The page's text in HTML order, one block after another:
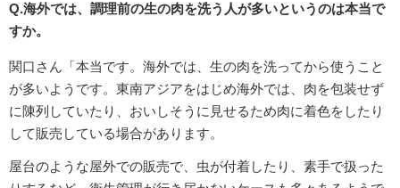
Q.海外では、調理前の生の肉を洗う人が多いというのは本当で
すか。
関口さん「本当です。海外では、生の肉を洗ってから使うこと
が多いようです。東南アジアをはじめ海外では、肉を包装せず
に陳列していたり、おいしそうに見せるため肉に着色をしたり
して販売している場合があります。
屋台のような屋外での販売で、虫が付着したり、素手で扱った